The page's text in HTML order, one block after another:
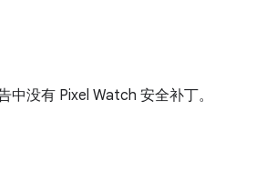
没有 Pixel Watch 安全补丁。